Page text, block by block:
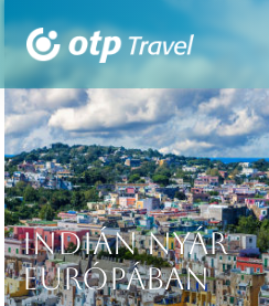
INDIÁN NYÁR
EURÓPÁBAN